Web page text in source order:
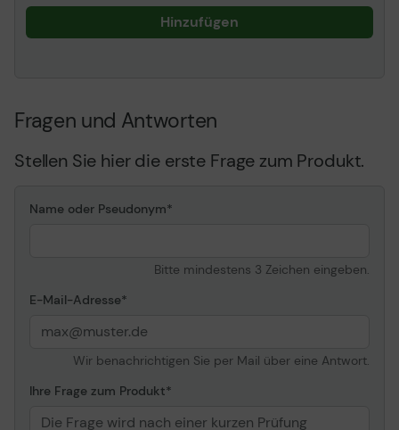
Hinzufügen
Fragen und Antworten
Stellen Sie hier die erste Frage zum Produkt.
Name oder Pseudonym
Bitte mindestens 3 Zeichen eingeben.
E-Mail-Adresse
Wir benachrichtigen Sie per Mail über eine Antwort.
Ihre Frage zum Produkt